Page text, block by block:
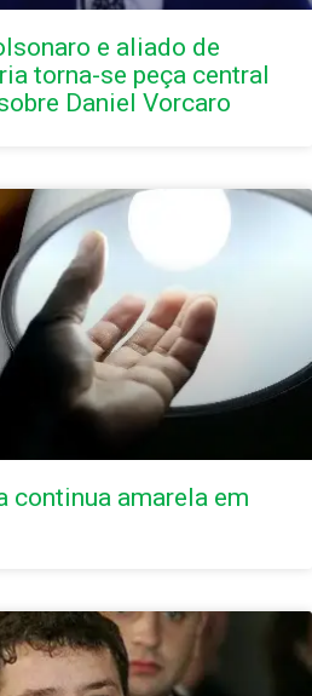
e aliado de
torna-se peça central
Daniel Vorcaro
continua amarela em